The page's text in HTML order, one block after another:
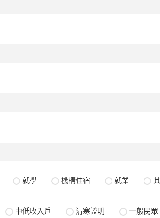
就學 機構住宿 就業
中低收入戶 清寒證明 一般民眾